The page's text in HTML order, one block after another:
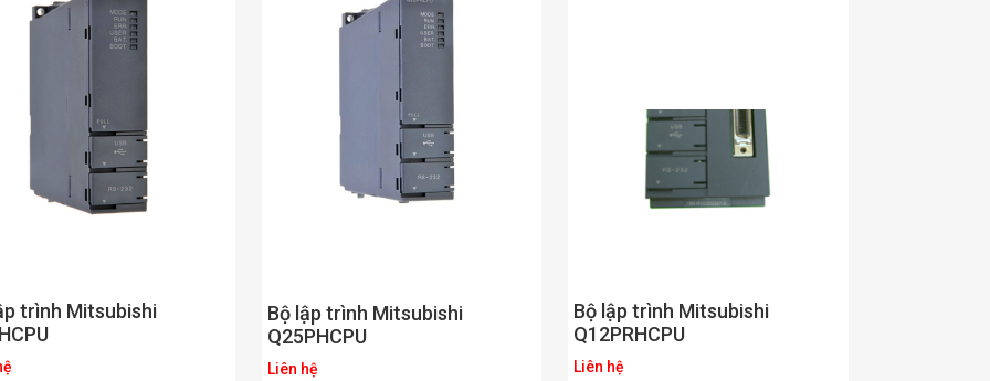
trình Mitsubishi
Bộ lập trình Mitsubishi
Q25PHCPU
Liên hệ
Bộ lập trình Mitsubishi
Q12PRHCPU
Liên hệ